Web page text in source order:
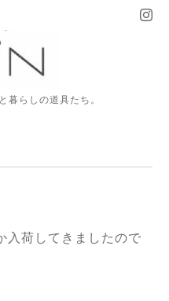
暮らしの道具たち。
入荷してきましたので